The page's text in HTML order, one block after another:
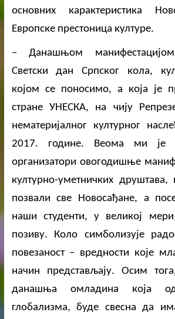
основних карактеристика
Европске престоница културе.
– Данашњом
Светски дан Српског кола,
којом се поносимо, а која је
стране УНЕСКА, на чију
нематеријалног културног
2017. године. Веома ми је
организатори овогодишње
културно-уметничких друштава,
позвали све Новосађане, а
наши студенти, у великој
позиву. Коло симболизује
повезаност – вредности које
начин представљају. Осим
данашња омладина која
глобализма, буде свесна да